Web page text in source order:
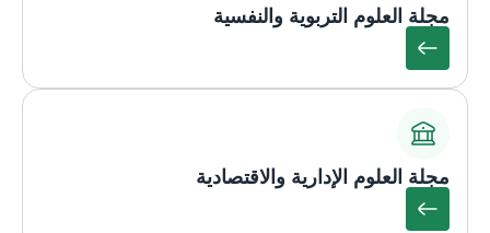
مجلة العلوم التربوية والنفسية
مجلة العلوم الإدارية والاقتصادية